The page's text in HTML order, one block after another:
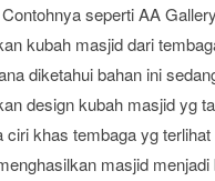
seperti AA
kubah masjid dari
diketahui bahan ini
design kubah masjid yg
ciri khas tembaga yg
masjid menjadi